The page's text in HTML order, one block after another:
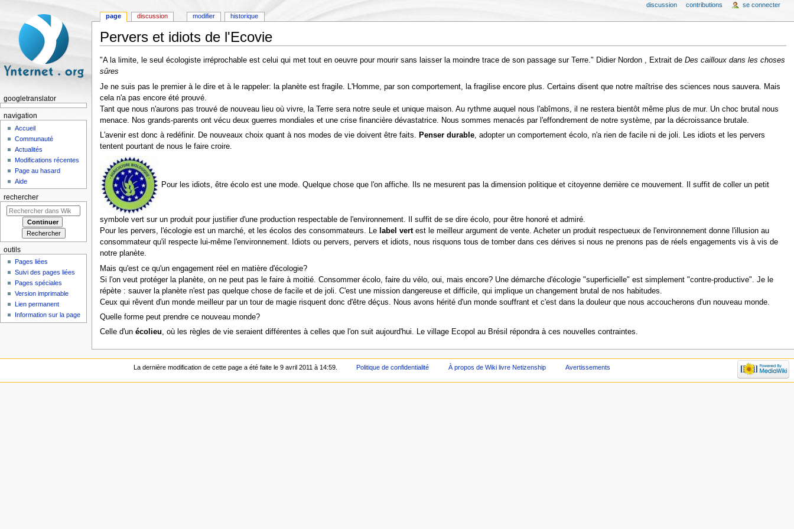
Pervers et idiots de l'Ecovie
"A la limite, le seul écologiste irréprochable est celui qui met tout en oeuvre pour mourir sans laisser la moindre trace de son passage sur Terre." Didier Nordon , Extrait de Des cailloux dans les choses
sûres
Je ne suis pas le premier à le dire et à le rappeler: la planète est fragile. L'Homme, par son comportement, la fragilise encore plus. Certains disent que notre maîtrise des sciences nous sauvera. Mais
cela n'a pas encore été prouvé.
Tant que nous n'aurons pas trouvé de nouveau lieu où vivre, la Terre sera notre seule et unique maison. Au rythme auquel nous l'abîmons, il ne restera bientôt même plus de mur. Un choc brutal nous
menace. Nos grands-parents ont vécu deux guerres mondiales et une crise financière dévastatrice. Nous sommes menacés par l'effondrement de notre système, par la décroissance brutale.
L'avenir est donc à redéfinir. De nouveaux choix quant à nos modes de vie doivent être faits. Penser durable, adopter un comportement écolo, n'a rien de facile ni de joli. Les idiots et les pervers
tentent pourtant de nous le faire croire.
Pour les idiots, être écolo est une mode. Quelque chose que l'on affiche. Ils ne mesurent pas la dimension politique et citoyenne derrière ce mouvement. Il suffit de coller un petit
symbole vert sur un produit pour justifier d'une production respectable de l'environnement. Il suffit de se dire écolo, pour être honoré et admiré.
Pour les pervers, l'écologie est un marché, et les écolos des consommateurs. Le label vertest le meilleur argument de vente. Acheter un produit respectueux de l'environnement donne l'illusion au
consommateur qu'il respecte lui-même l'environnement. Idiots ou pervers, pervers et idiots, nous risquons tous de tomber dans ces dérives si nous ne prenons pas de réels engagements vis à vis de
notre planète.
Mais qu'est ce qu'un engagement réel en matière d'écologie?
Si l'on veut protéger la planète, on ne peut pas le faire à moitié. Consommer écolo, faire du vélo, oui, mais encore? Une démarche d'écologie "superficielle" est simplement "contre-productive". Je le
répète : sauver la planète n'est pas quelque chose de facile et de joli. C'est une mission dangereuse et difficile, qui implique un changement brutal de nos habitudes.
Ceux qui rêvent d'un monde meilleur par un tour de magie risquent donc d'être déçus. Nous avons hérité d'un monde souffrant et c'est dans la douleur que nous accoucherons d'un nouveau monde.
Quelle forme peut prendre ce nouveau monde?
Celle d'un écolieu, où les règles de vie seraient différentes à celles que l'on suit aujourd'hui. Le village Ecopol au Brésil répondra à ces nouvelles contraintes.
page discussion modifier historique
discussion contributions se connecter
googletranslator
navigation
Accueil
Communauté
Actualités
Modifications récentes
Page au hasard
Aide
rechercher
outils
Pages liées
Suivi des pages liées
Pages spéciales
Version imprimable
Lien permanent
Information sur la page
La dernière modification de cette page a été faite le 9 avril 2011 à 14:59. Politique de confidentialité À propos de Wiki livre Netizenship Avertissements